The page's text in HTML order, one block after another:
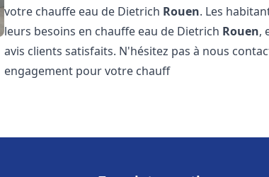
votre chauffe eau de Dietrich Rouen. Les
leurs besoins en chauffe eau de Dietrich Rouen,
avis clients satisfaits. N'hésitez pas à nous
engagement pour votre chauff